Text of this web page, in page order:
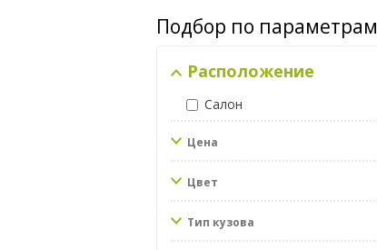
Подбор по параметрам
Расположение
Салон
Цена
Цвет
Тип кузова